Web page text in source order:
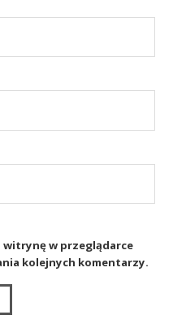
witrynę w przeglądarce
kolejnych komentarzy.